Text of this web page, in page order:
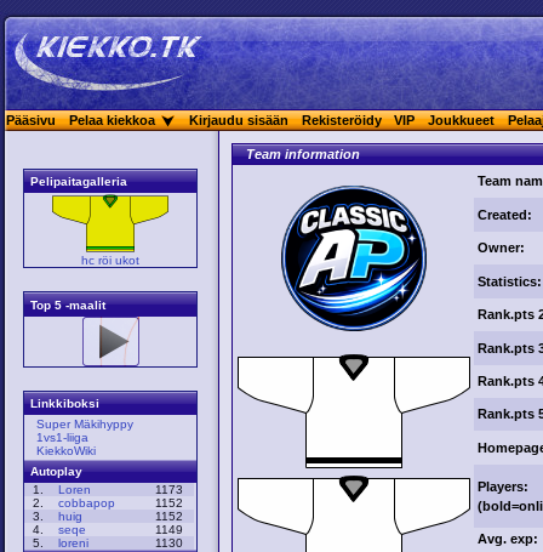
Pääsivu Pelaa kiekkoa Kirjaudu sisään Rekisteröidy VIP Joukkueet
Pelipaitagalleria
hc röi ukot
Top 5 -maalit
Linkkiboksi
Super Mäkihyppy
1vs1-liiga
KiekkoWiki
Autoplay
1.
Loren
1173
2.
cobbapop
1152
3.
huig
1152
4.
seqe
1149
5.
loreni
1130
Team information
Team
Created:
Owner:
Statistics:
Rank.pts
Rank.pts
Rank.pts
Rank.pts
Players:
(bold
Avg. exp: